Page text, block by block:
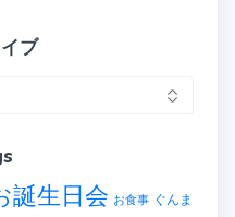
ブ
誕生日会 お食事 ぐんま